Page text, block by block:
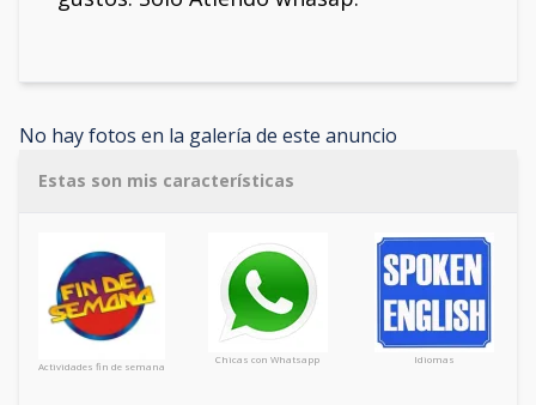
No hay fotos en la galería de este anuncio
Estas son mis características
Actividades fin de semana
Chicas con Whatsapp Idiomas